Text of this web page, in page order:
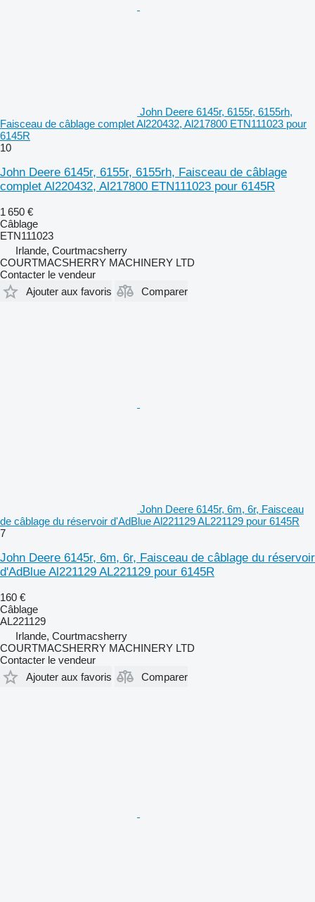
John Deere 6145r, 6155r, 6155rh,
Faisceau de câblage complet Al220432, Al217800 ETN111023 pour
6145R
10
John Deere 6145r, 6155r, 6155rh, Faisceau de câblage
complet Al220432, Al217800 ETN111023 pour 6145R
1 650 €
Câblage
ETN111023
Irlande, Courtmacsherry
COURTMACSHERRY MACHINERY LTD
Contacter le vendeur
Ajouter aux favoris
Comparer
John Deere 6145r, 6m, 6r, Faisceau
de câblage du réservoir d'AdBlue Al221129 AL221129 pour 6145R
7
John Deere 6145r, 6m, 6r, Faisceau de câblage du réservoir
d'AdBlue Al221129 AL221129 pour 6145R
160 €
Câblage
AL221129
Irlande, Courtmacsherry
COURTMACSHERRY MACHINERY LTD
Contacter le vendeur
Ajouter aux favoris
Comparer